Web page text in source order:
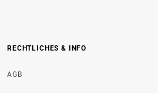
RECHTLICHES & INFO
AGB